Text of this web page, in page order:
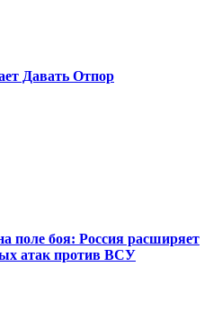
Давать Отпор
поле боя: Россия расширяет
атак против ВСУ